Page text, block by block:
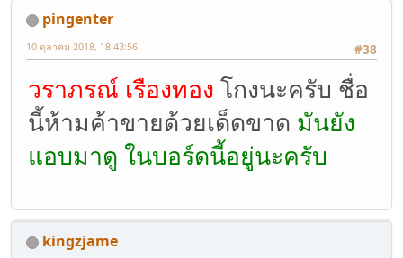
pingenter
#38
10 ตุลาคม 2018, 18:43:56
วราภรณ์ เรืองทอง โกงนะครับ ชื่อ
นี้ห้ามค้าขายด้วยเด็ดขาด มันยัง
แอบมาดู ในบอร์ดนี้อยู่นะครับ
kingzjame